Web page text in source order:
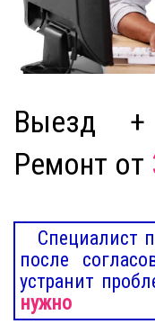
Выезд +
Ремонт от
Специалист
после
устранит
нужно